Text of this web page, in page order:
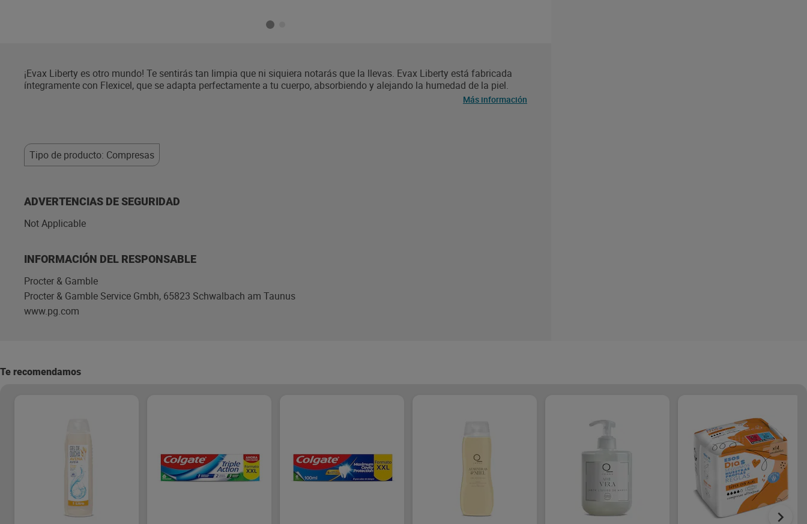
¡Evax Liberty es otro mundo! Te sentirás tan limpia que ni siquiera notarás que la llevas. Evax Liberty está fabricada
íntegramente con Flexicel, que se adapta perfectamente a tu cuerpo, absorbiendo y alejando la humedad de la piel.
Además, tienen una delicada fragancia que neutraliza los olores y garantiza el frescor. Disfruta de una compresa única
Más información
Tipo de producto: Compresas
ADVERTENCIAS DE SEGURIDAD
Not Applicable
INFORMACIÓN DEL RESPONSABLE
Procter & Gamble
Procter & Gamble Service Gmbh, 65823 Schwalbach am Taunus
www.pg.com
Te recomendamos